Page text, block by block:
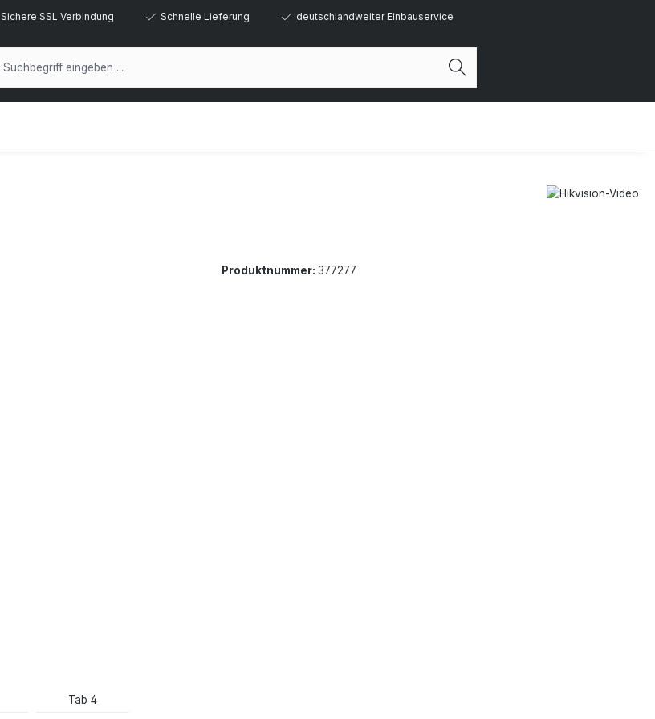
Sichere SSL Verbindung Schnelle Lieferung deutschlandweiter Einbauservice
Produktnummer: 377277
Tab 4